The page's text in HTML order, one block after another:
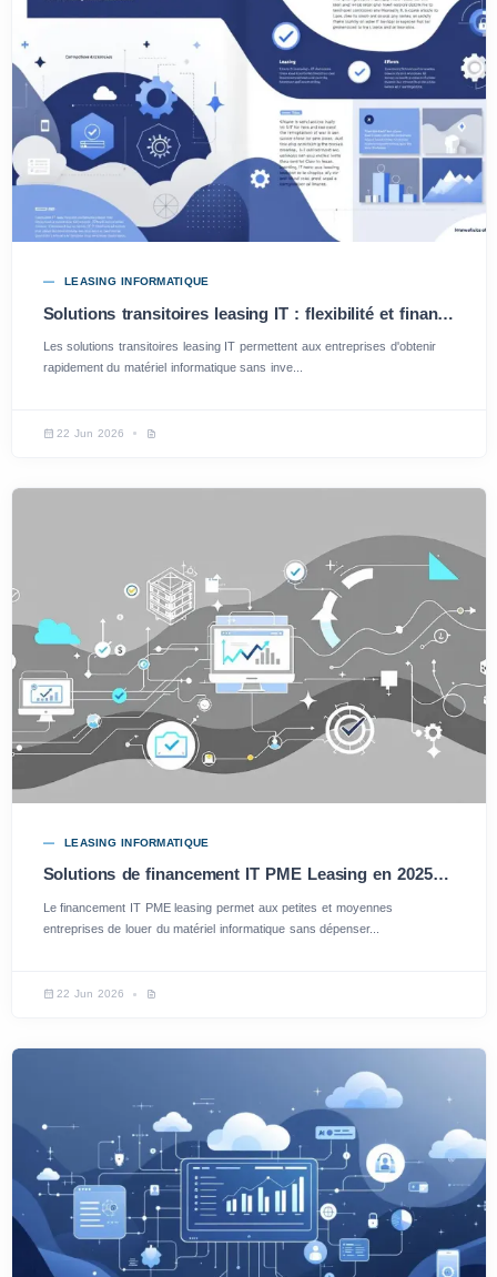
LEASING INFORMATIQUE
Solutions transitoires leasing IT : flexibilité et financement rapide pour entreprises
Les solutions transitoires leasing IT permettent aux entreprises d'obtenir
rapidement du matériel informatique sans inve...
22 Jun 2026
LEASING INFORMATIQUE
Solutions de financement IT PME Leasing en 2025 : avantages et opportunités
Le financement IT PME leasing permet aux petites et moyennes
entreprises de louer du matériel informatique sans dépenser...
22 Jun 2026